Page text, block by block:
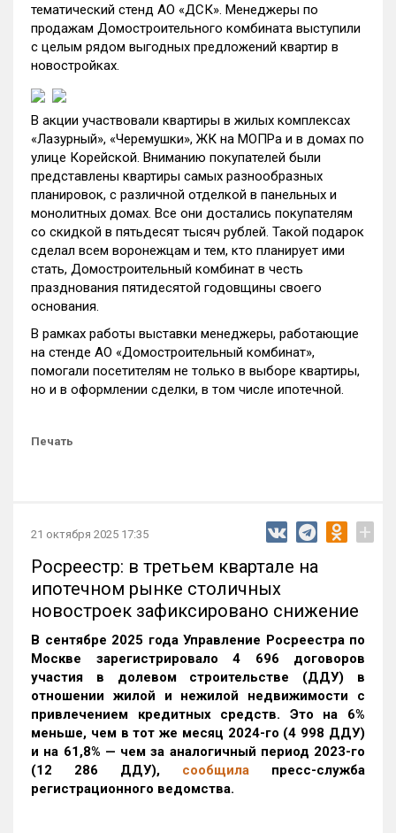
тематический стенд АО «ДСК». Менеджеры по
продажам Домостроительного комбината выступили
с целым рядом выгодных предложений квартир в
новостройках.
В акции участвовали квартиры в жилых комплексах
«Лазурный», «Черемушки», ЖК на МОПРа и в домах по
улице Корейской. Вниманию покупателей были
представлены квартиры самых разнообразных
планировок, с различной отделкой в панельных и
монолитных домах. Все они достались покупателям
со скидкой в пятьдесят тысяч рублей. Такой подарок
сделал всем воронежцам и тем, кто планирует ими
стать, Домостроительный комбинат в честь
празднования пятидесятой годовщины своего
основания.
В рамках работы выставки менеджеры, работающие
на стенде АО «Домостроительный комбинат»,
помогали посетителям не только в выборе квартиры,
но и в оформлении сделки, в том числе ипотечной.
Печать
21 октября 2025 17:35 +
Росреестр: в третьем квартале на
ипотечном рынке столичных
новостроек зафиксировано снижение
В сентябре 2025 года Управление Росреестра по
Москве зарегистрировало 4 696 договоров
участия в долевом строительстве (ДДУ) в
отношении жилой и нежилой недвижимости с
привлечением кредитных средств. Это на 6%
меньше, чем в тот же месяц 2024-го (4 998 ДДУ)
и на 61,8% — чем за аналогичный период 2023-го
(12 286 ДДУ), сообщила пресс-служба
регистрационного ведомства.